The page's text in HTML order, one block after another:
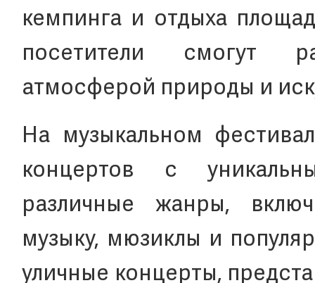
кемпинга и отдыха
посетители смогут
атмосферой природы и
На музыкальном
концертов с
различные жанры,
музыку, мюзиклы и
уличные концерты,